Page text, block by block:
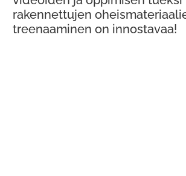
rakennettujen
treenaaminen on innostavaa!